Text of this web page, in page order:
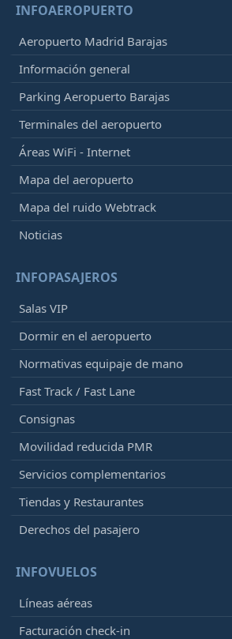
INFOAEROPUERTO
Aeropuerto Madrid Barajas
Información general
Parking Aeropuerto Barajas
Terminales del aeropuerto
Áreas WiFi - Internet
Mapa del aeropuerto
Mapa del ruido Webtrack
Noticias
INFOPASAJEROS
Salas VIP
Dormir en el aeropuerto
Normativas equipaje de mano
Fast Track / Fast Lane
Consignas
Movilidad reducida PMR
Servicios complementarios
Tiendas y Restaurantes
Derechos del pasajero
INFOVUELOS
Líneas aéreas
Facturación check-in